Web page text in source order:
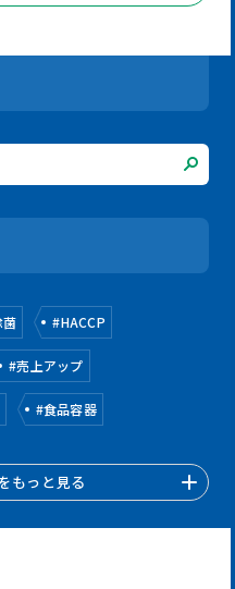
菌 #HACCP
#売上アップ
#食品容器
もっと見る